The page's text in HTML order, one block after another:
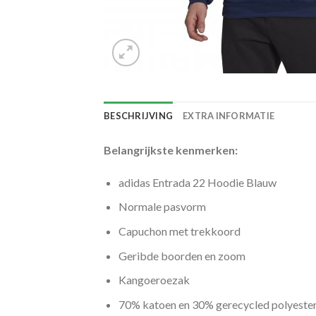
BESCHRIJVING EXTRA INFORMATIE
Belangrijkste kenmerken:
adidas Entrada 22 Hoodie Blauw
Normale pasvorm
Capuchon met trekkoord
Geribde boorden en zoom
Kangoeroezak
70% katoen en 30% gerecycled